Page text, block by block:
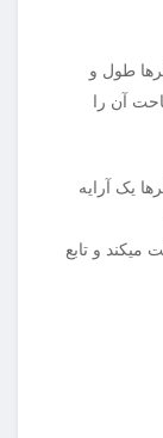
طول و
آن را
یک آرایه
میکند و تابع